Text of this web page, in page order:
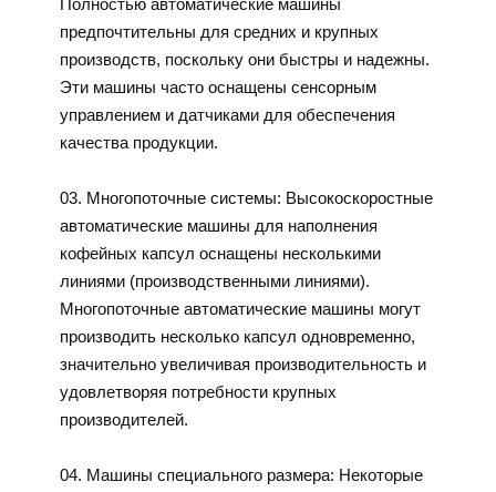
Полностью автоматические машины
предпочтительны для средних и крупных
производств, поскольку они быстры и надежны.
Эти машины часто оснащены сенсорным
управлением и датчиками для обеспечения
качества продукции.
03. Многопоточные системы: Высокоскоростные
автоматические машины для наполнения
кофейных капсул оснащены несколькими
линиями (производственными линиями).
Многопоточные автоматические машины могут
производить несколько капсул одновременно,
значительно увеличивая производительность и
удовлетворяя потребности крупных
производителей.
04. Машины специального размера: Некоторые